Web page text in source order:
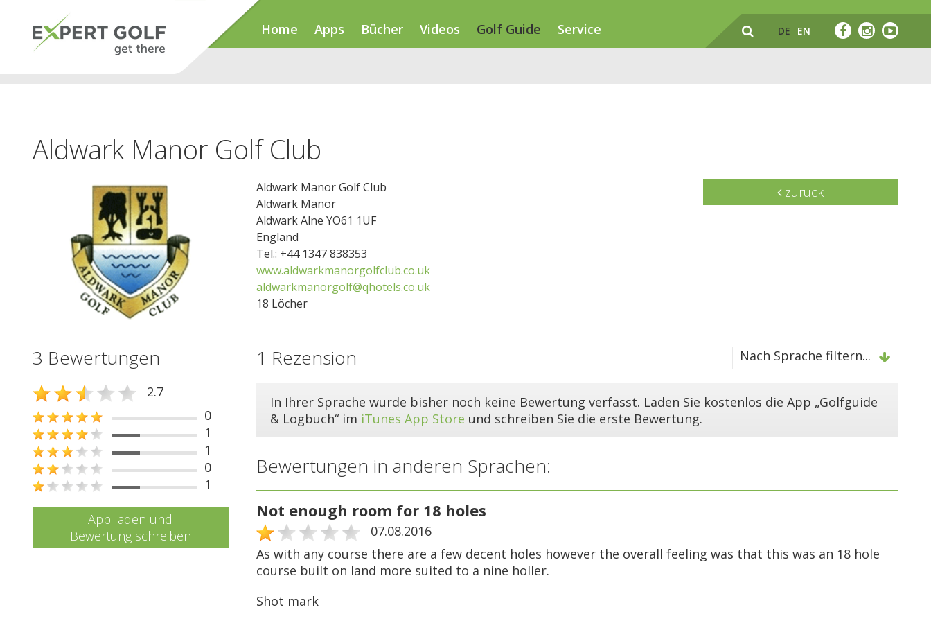
Home Apps Bücher Videos Golf Guide Service DE EN
Aldwark Manor Golf Club
Aldwark Manor Golf Club
Aldwark Manor
Aldwark Alne YO61 1UF
England
Tel.: +44 1347 838353
www.aldwarkmanorgolfclub.co.uk
aldwarkmanorgolf@qhotels.co.uk
18 Löcher
zurück
3 Bewertungen
2.7
0
1
1
0
1
App laden und
Bewertung schreiben
1 Rezension Nach Sprache filtern...
In Ihrer Sprache wurde bisher noch keine Bewertung verfasst. Laden Sie kostenlos die App „Golfguide
& Logbuch“ im iTunes App Store und schreiben Sie die erste Bewertung.
Bewertungen in anderen Sprachen:
Not enough room for 18 holes
07.08.2016
As with any course there are a few decent holes however the overall feeling was that this was an 18 hole
course built on land more suited to a nine holler.
Shot mark